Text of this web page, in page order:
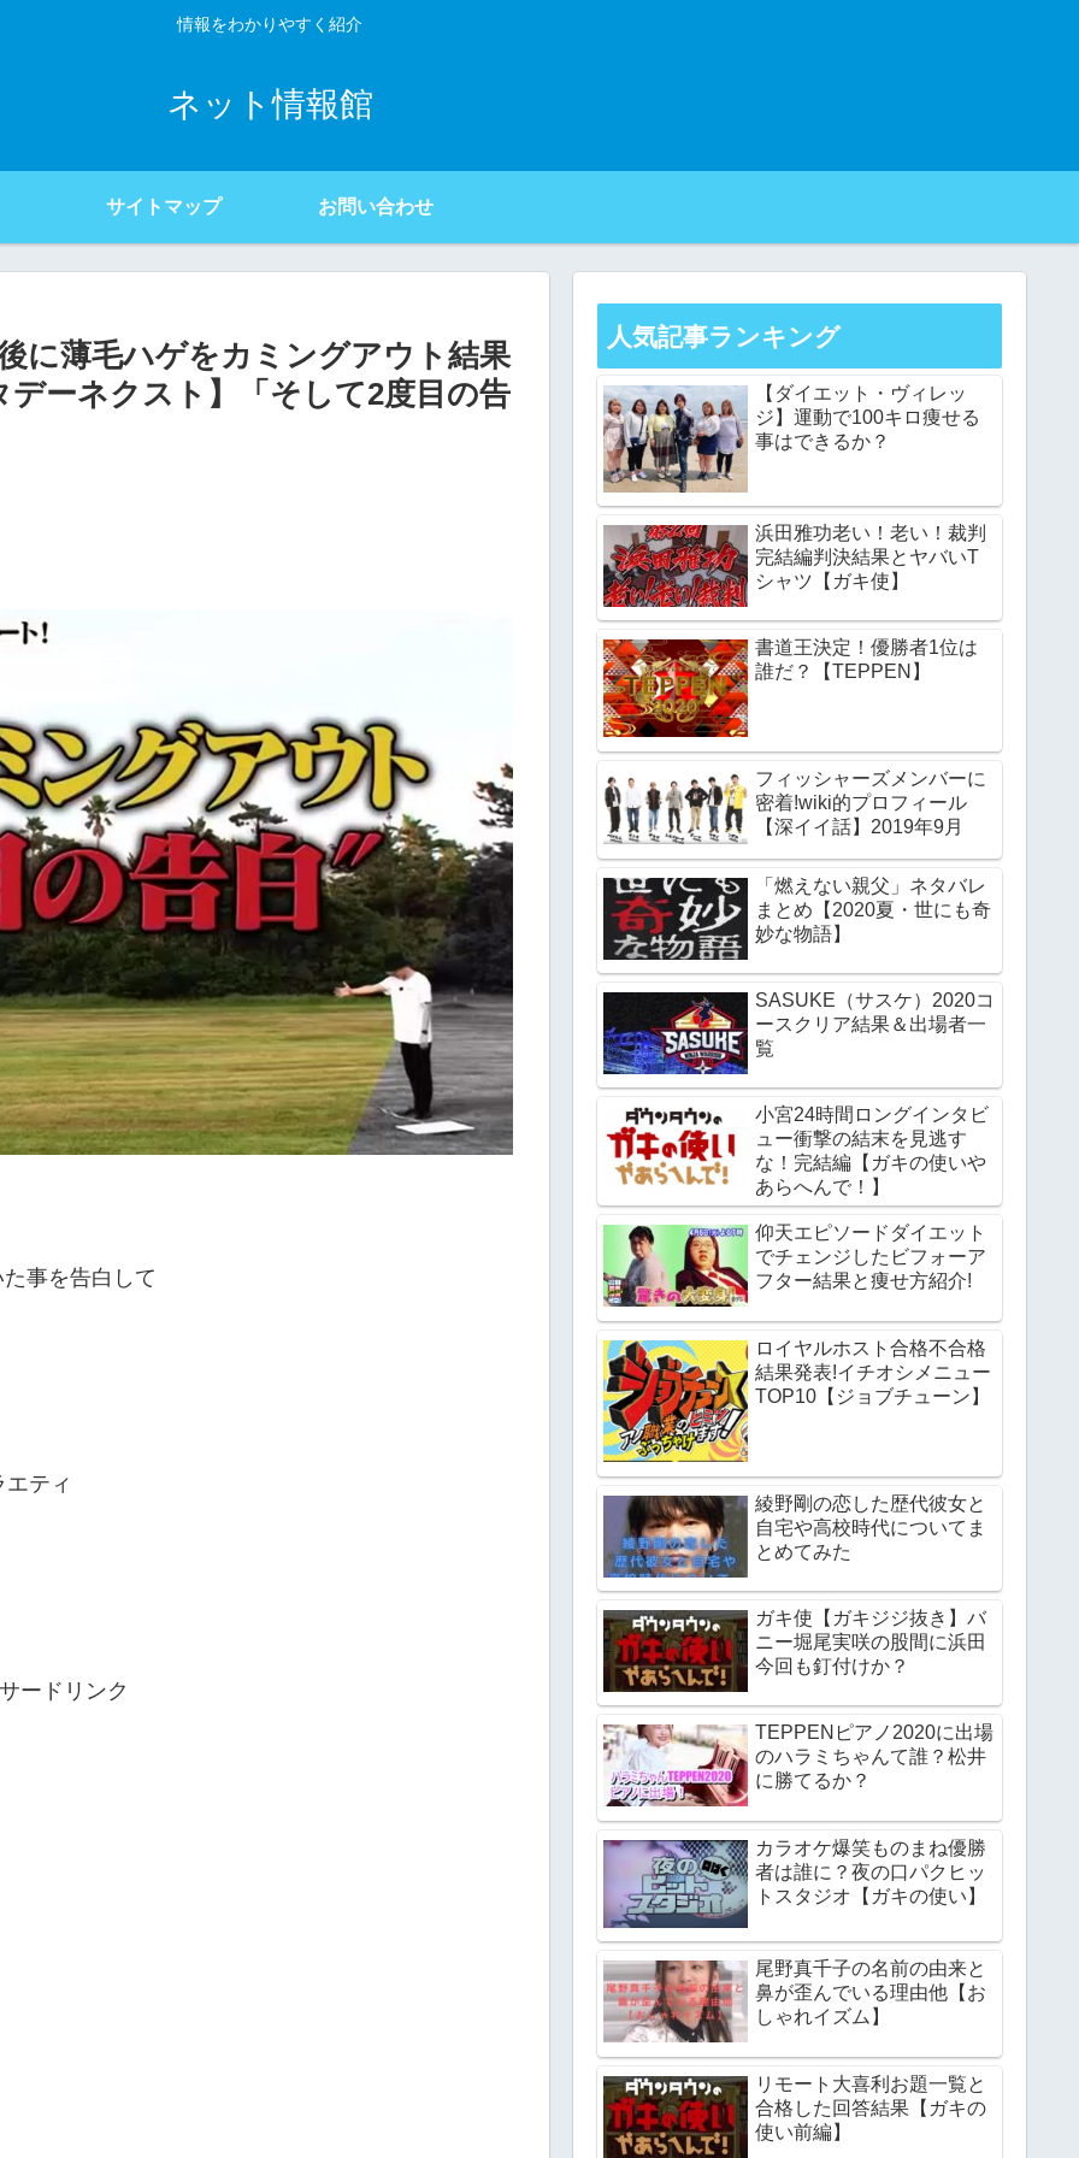
情報をわかりやすく紹介
ネット情報館
サイトマップ お問い合わせ
に薄毛ハゲをカミングアウト結果
ーネクスト】「そして2度目の告
事を告白して
ティ
ードリンク
人気記事ランキング
【ダイエット・ヴィレッ
ジ】運動で100キロ痩せる
事はできるか？
浜田雅功老い！老い！裁判
完結編判決結果とヤバいT
シャツ【ガキ使】
書道王決定！優勝者1位は
誰だ？【TEPPEN】
フィッシャーズメンバーに
密着!wiki的プロフィール
【深イイ話】2019年9月
「燃えない親父」ネタバレ
まとめ【2020夏・世にも奇
妙な物語】
SASUKE（サスケ）2020コ
ースクリア結果＆出場者一
覧
小宮24時間ロングインタビ
ュー衝撃の結末を見逃す
な！完結編【ガキの使いや
あらへんで！】
仰天エピソードダイエット
でチェンジしたビフォーア
フター結果と痩せ方紹介!
ロイヤルホスト合格不合格
結果発表!イチオシメニュー
TOP10【ジョブチューン】
綾野剛の恋した歴代彼女と
自宅や高校時代についてま
とめてみた
ガキ使【ガキジジ抜き】バ
ニー堀尾実咲の股間に浜田
今回も釘付けか？
TEPPENピアノ2020に出場
のハラミちゃんて誰？松井
に勝てるか？
カラオケ爆笑ものまね優勝
者は誰に？夜の口パクヒッ
トスタジオ【ガキの使い】
尾野真千子の名前の由来と
鼻が歪んでいる理由他【お
しゃれイズム】
リモート大喜利お題一覧と
合格した回答結果【ガキの
使い前編】